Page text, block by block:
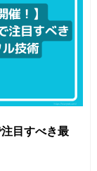
目すべき最